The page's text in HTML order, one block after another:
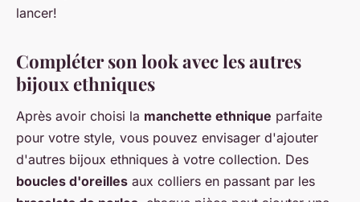
lancer!
Compléter son look avec les autres
bijoux ethniques
Après avoir choisi la manchette ethnique parfaite
pour votre style, vous pouvez envisager d'ajouter
d'autres bijoux ethniques à votre collection. Des
boucles d'oreilles aux colliers en passant par les